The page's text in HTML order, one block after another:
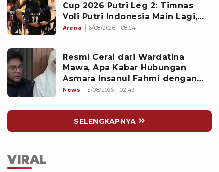
Cup 2026 Putri Leg 2: Timnas
Voli Putri Indonesia Main Lagi,
Langsung Hadapi Vietnam
Arena 6/08/2026 - 08:04
Resmi Cerai dari Wardatina
Mawa, Apa Kabar Hubungan
Asmara Insanul Fahmi dengan
Inara Rusli?
News 6/08/2026 - 02:43
SELENGKAPNYA
VIRAL